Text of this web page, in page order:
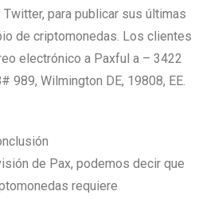
para publicar sus últimas
de criptomonedas. Los clientes
electrónico a Paxful a – 3422
989, Wilmington DE, 19808, EE.
de Pax, podemos decir que
requiere